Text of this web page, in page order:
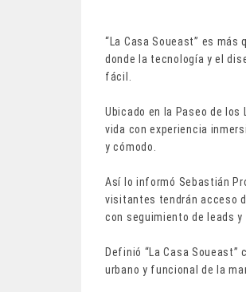
“La Casa Soueast” es
donde la tecnología y el
fácil.
Ubicado en la Paseo de
vida con experiencia
y cómodo.
Así lo informó Sebastián
visitantes tendrán acceso
con seguimiento de leads
Definió “La Casa
urbano y funcional de la